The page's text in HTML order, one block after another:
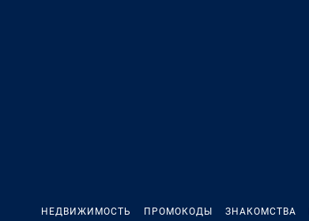
НЕДВИЖИМОСТЬ ПРОМОКОДЫ ЗНАКОМСТВА